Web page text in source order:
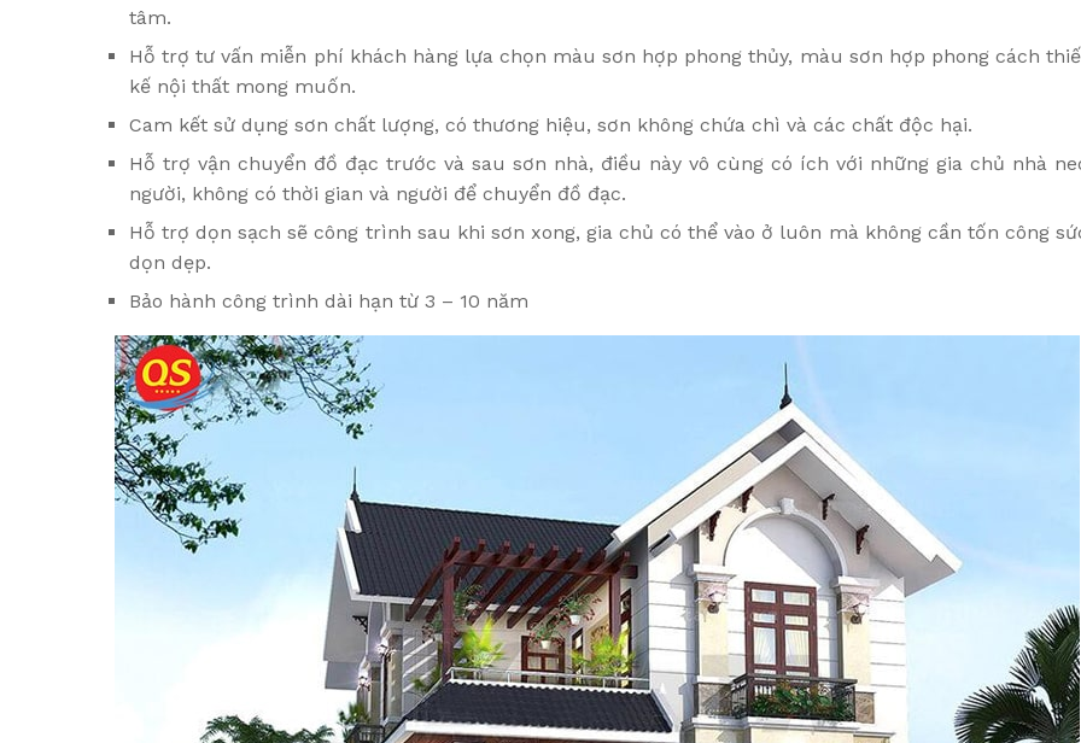
tâm.
Hỗ trợ tư vấn miễn phí khách hàng lựa chọn màu sơn hợp phong thủy, màu sơn hợp phong cách
kế nội thất mong muốn.
Cam kết sử dụng sơn chất lượng, có thương hiệu, sơn không chứa chì và các chất độc hại.
Hỗ trợ vận chuyển đồ đạc trước và sau sơn nhà, điều này vô cùng có ích với những gia chủ nhà
người, không có thời gian và người để chuyển đồ đạc.
Hỗ trợ dọn sạch sẽ công trình sau khi sơn xong, gia chủ có thể vào ở luôn mà không cần tốn công
dọn dẹp.
Bảo hành công trình dài hạn từ 3 – 10 năm